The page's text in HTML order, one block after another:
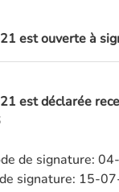
est ouverte à
est déclarée
de signature:
signature: 15-